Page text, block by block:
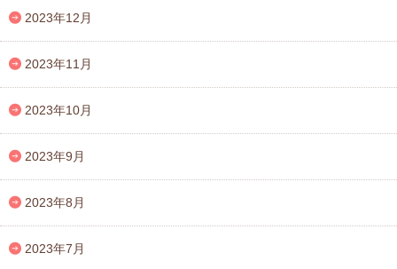
2023年12月
2023年11月
2023年10月
2023年9月
2023年8月
2023年7月